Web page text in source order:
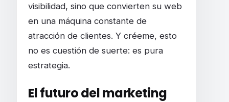
visibilidad, sino que convierten su web
en una máquina constante de
atracción de clientes. Y créeme, esto
no es cuestión de suerte: es pura
estrategia.
El futuro del marketing